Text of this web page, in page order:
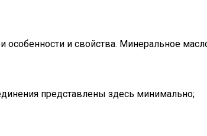
и свойства. Минеральное масло
представлены здесь минимально;